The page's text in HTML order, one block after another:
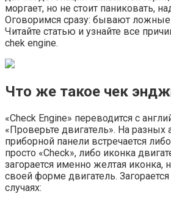
моргает, но не стоит паниковать,
Оговоримся сразу: бывают ложные
Читайте статью и узнайте все
chek engine.
Что же такое чек
«Check Engine» переводится с
«Проверьте двигатель». На разных
приборной панели встречается
просто «Check», либо иконка
загорается именно желтая
своей форме двигатель.
случаях: